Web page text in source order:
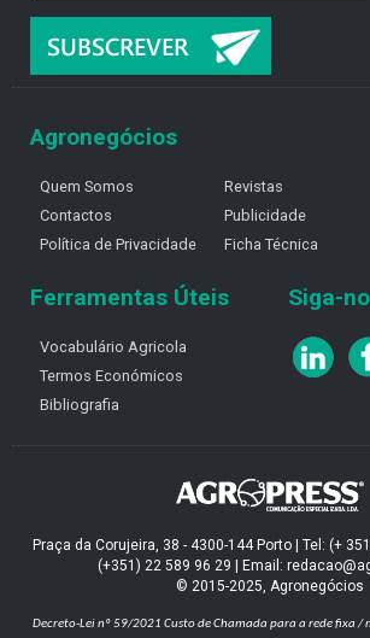
Agronegócios
Quem Somos
Contactos
Política de Privacidade
Revistas
Publicidade
Ficha Técnica
Ferramentas Úteis
Vocabulário Agricola
Termos Económicos
Bibliografia
Siga-
Praça da Corujeira, 38 - 4300-144 Porto | Tel: (+
(+351) 22 589 96 29 | Email:
© 2015-2025, Agronegócios
Decreto-Lei nº 59/2021 Custo de Chamada para a rede fixa /